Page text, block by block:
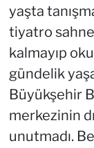
yaşta
tiyatro
kalmayıp
gündelik
Büyükşehir
merkezinin
unutmadı.